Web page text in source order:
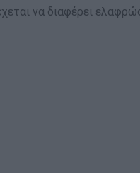
να διαφέρει